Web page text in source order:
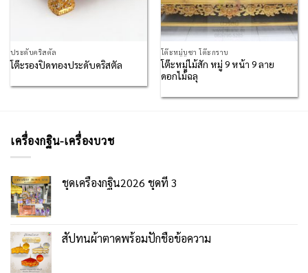
ประดับคริสตัล
โต๊ะรองปิดทองประดับคริสตัล
โต๊ะหมู่บูชา โต๊ะกราบ
โต๊ะหมู่ไม้สัก หมู่ 9 หน้า 9 ลาย
ดอกไม้ฉลุ
เครื่องกฐิน-เครื่องบวช
ชุดเครื่องกฐิน2026 ชุดที่ 3
สัปทนผ้าตาดพร้อมปักชื่อข้อความ